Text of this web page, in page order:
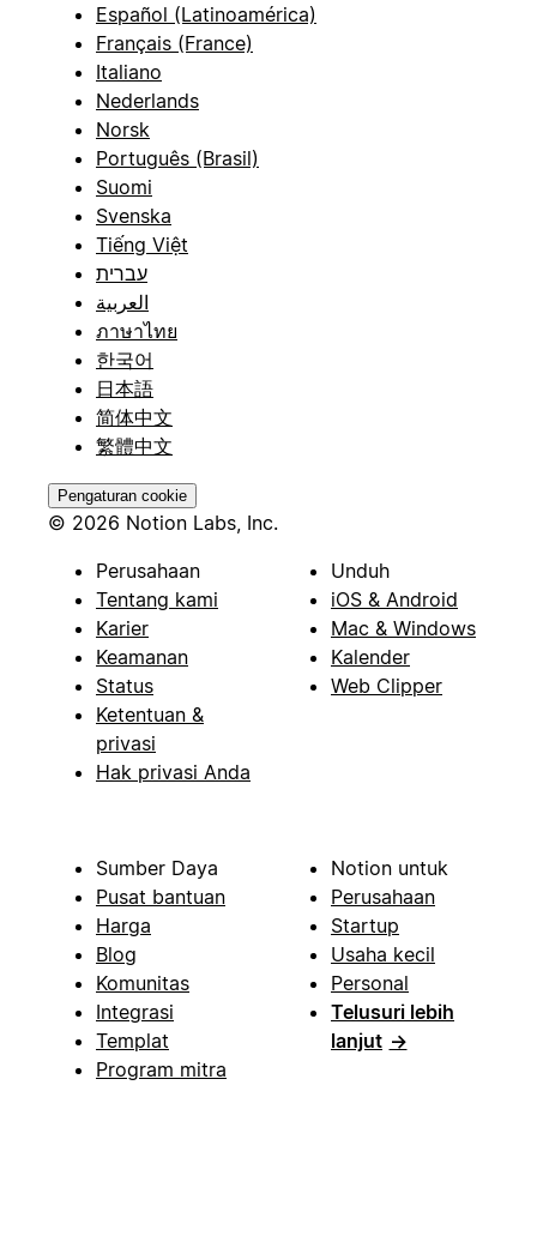
Español (Latinoamérica)
Français (France)
Italiano
Nederlands
Norsk
Português (Brasil)
Suomi
Svenska
Tiếng Việt
עברית
العربية
ภาษาไทย
한국어
日本語
简体中文
繁體中文
Pengaturan cookie
© 2026 Notion Labs, Inc.
Perusahaan
Tentang kami
Karier
Keamanan
Status
Ketentuan &
privasi
Hak privasi Anda
Unduh
iOS & Android
Mac & Windows
Kalender
Web Clipper
Sumber Daya
Pusat bantuan
Harga
Blog
Komunitas
Integrasi
Templat
Program mitra
Notion untuk
Perusahaan
Startup
Usaha kecil
Personal
Telusuri lebih
lanjut →